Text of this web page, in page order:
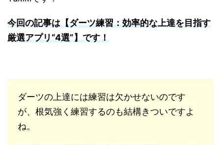
今回の記事は【ダーツ練習：効率的な上達を目指す
厳選アプリ“4選”】です！
ダーツの上達には練習は欠かせないのです
が、根気強く練習するのも結構きついですよ
ね。